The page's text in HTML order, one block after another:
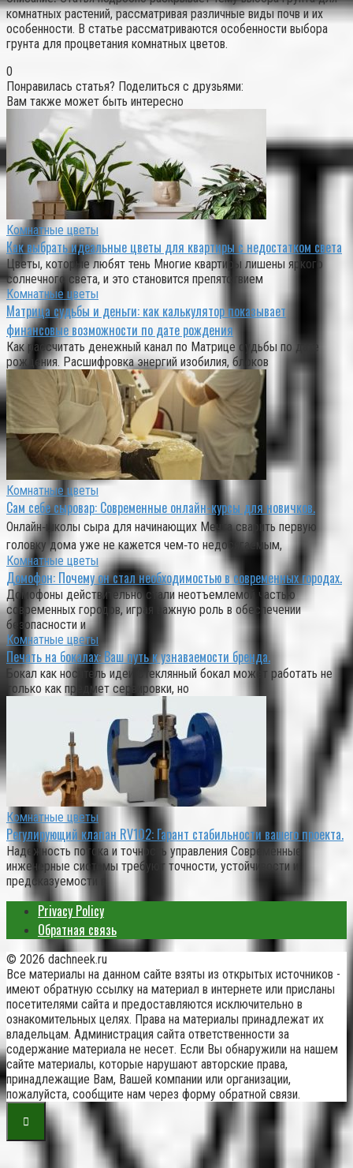
комнатных растений, рассматривая различные виды почв и их
особенности. В статье рассматриваются особенности выбора
грунта для процветания комнатных цветов.
0
Понравилась статья? Поделиться с друзьями:
Вам также может быть интересно
Комнатные цветы
Как выбрать идеальные цветы для квартиры с недостатком света
Цветы, которые любят тень Многие квартиры лишены яркого
солнечного света, и это становится препятствием
Комнатные цветы
Матрица судьбы и деньги: как калькулятор показывает
финансовые возможности по дате рождения
Как рассчитать денежный канал по Матрице судьбы по дате
рождения. Расшифровка энергий изобилия, блоков
Комнатные цветы
Сам себе сыровар: Современные онлайн-курсы для новичков.
Онлайн‑школы сыра для начинающих Мечта сварить первую
головку дома уже не кажется чем‑то недосягаемым,
Комнатные цветы
Домофон: Почему он стал необходимостью в современных городах.
Домофоны действительно стали неотъемлемой частью
современных городов, играя важную роль в обеспечении
безопасности и
Комнатные цветы
Печать на бокалах: Ваш путь к узнаваемости бренда.
Бокал как носитель идеи Стеклянный бокал может работать не
только как предмет сервировки, но
Комнатные цветы
Регулирующий клапан RV102: Гарант стабильности вашего проекта.
Надежность потока и точность управления Современные
инженерные системы требуют точности, устойчивости и
предсказуемости в
Privacy Policy
Обратная связь
© 2026 dachneek.ru
Все материалы на данном сайте взяты из открытых источников -
имеют обратную ссылку на материал в интернете или присланы
посетителями сайта и предоставляются исключительно в
ознакомительных целях. Права на материалы принадлежат их
владельцам. Администрация сайта ответственности за
содержание материала не несет. Если Вы обнаружили на нашем
сайте материалы, которые нарушают авторские права,
принадлежащие Вам, Вашей компании или организации,
пожалуйста, сообщите нам через форму обратной связи.